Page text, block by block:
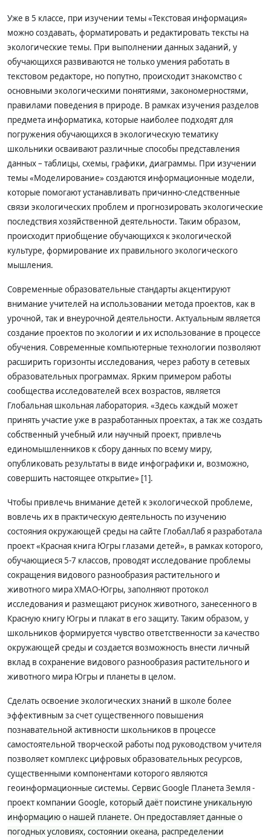
Уже в 5 классе, при изучении темы «Текстовая информация»
можно создавать, форматировать и редактировать тексты на
экологические темы. При выполнении данных заданий, у
обучающихся развиваются не только умения работать в
текстовом редакторе, но попутно, происходит знакомство с
основными экологическими понятиями, закономерностями,
правилами поведения в природе. В рамках изучения разделов
предмета информатика, которые наиболее подходят для
погруженияобучающихся в экологическую тематику
школьники осваивают различные способы представления
данных – таблицы, схемы, графики, диаграммы. При изучении
темы «Моделирование» создаются информационные модели,
которые помогаютустанавливать причинно-следственные
связи экологических проблем и прогнозировать экологические
последствия хозяйственной деятельности. Таким образом,
происходит приобщение обучающихся к экологической
культуре, формирование их правильного экологического
мышления.
Современные образовательные стандарты акцентируют
внимание учителей на использовании метода проектов, как в
урочной, так и внеурочной деятельности. Актуальным является
создание проектов по экологии и их использование в процессе
обучения. Современные компьютерные технологии позволяют
расширить горизонты исследования, через работу в сетевых
образовательных программах. Ярким примером работы
сообщества исследователей всех возрастов, является
Глобальная школьная лаборатория. «Здесь каждый может
принять участие уже в разработанных проектах, а так же создать
собственный учебный или научный проект, привлечь
единомышленников к сбору данных по всему миру,
опубликовать результаты в виде инфографики и, возможно,
совершить настоящее открытие» [1].
Чтобы привлечь внимание детей к экологической проблеме,
вовлечь их в практическую деятельность по изучению
состояния окружающей среды на сайте ГлобалЛаб я разработала
проект «Красная книга Югры глазами детей», в рамках которого,
обучающиеся 5-7 классов, проводят исследование проблемы
сокращения видового разнообразия растительного и
животного мира ХМАО-Югры, заполняют протокол
исследования и размещают рисунок животного, занесенного в
Красную книгу Югры и плакат в его защиту. Таким образом, у
школьников формируется чувство ответственности за качество
окружающей среды и создается возможность внести личный
вклад в сохранение видового разнообразия растительного и
животного мира Югры и планеты в целом.
Сделать освоение экологических знаний в школе более
эффективным за счет существенного повышения
познавательной активности школьников в процессе
самостоятельной творческой работы под руководством учителя
позволяет комплекс цифровых образовательных ресурсов,
существенными компонентами которого являются
геоинформационные системы. СервисGoogle Планета Земля -
проект компании Google, который даёт поистине уникальную
информацию о нашей планете. Он предоставляет данные о
погодных условиях, состоянии океана, распределении